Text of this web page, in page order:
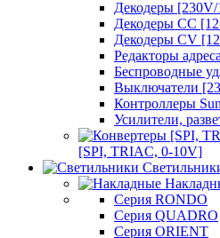
Декодеры
Декодеры CC
Декодеры CV
Редакторы адреса
Беспроводные
Выключатели
Контроллеры
Усилители,
[SPI, TRIAC, 0-10V]
Серия RONDO
Серия QUADRO
Серия ORIENT